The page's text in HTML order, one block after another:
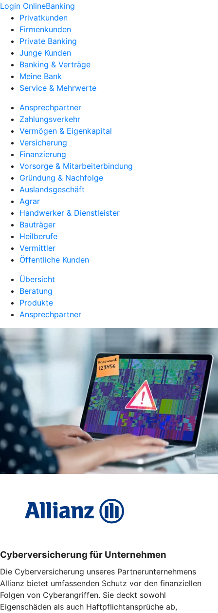
Login OnlineBanking
Privatkunden
Firmenkunden
Private Banking
Junge Kunden
Banking & Verträge
Meine Bank
Service & Mehrwerte
Ansprechpartner
Zahlungsverkehr
Vermögen & Eigenkapital
Versicherung
Finanzierung
Vorsorge & Mitarbeiterbindung
Gründung & Nachfolge
Auslandsgeschäft
Agrar
Handwerker & Dienstleister
Bauträger
Heilberufe
Vermittler
Öffentliche Kunden
Übersicht
Beratung
Produkte
Ansprechpartner
Cyber­versicherung für Unternehmen
Die Cyberversicherung unseres Partnerunternehmens
Allianz bietet umfassenden Schutz vor den finanziellen
Folgen von Cyberangriffen. Sie deckt sowohl
Eigenschäden als auch Haftpflichtansprüche ab,